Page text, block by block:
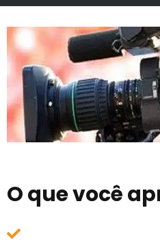
O que você